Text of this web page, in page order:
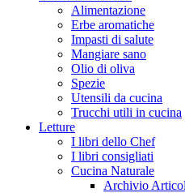
Alimentazione
Erbe aromatiche
Impasti di salute
Mangiare sano
Olio di oliva
Spezie
Utensili da cucina
Trucchi utili in cucina
Letture
I libri dello Chef
I libri consigliati
Cucina Naturale
Archivio